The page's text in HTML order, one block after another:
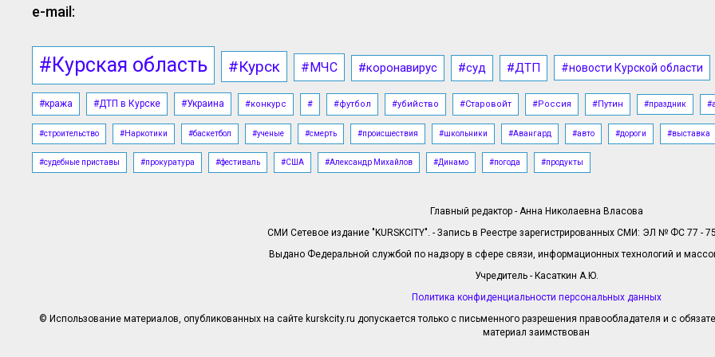
e-mail:
#Курская область #Курск #МЧС #коронавирус #суд #ДТП #новости Курской области
#кража #ДТП в Курске #Украина #конкурс # #футбол #убийство #Старовойт #Россия #Путин #праздник
#строительство #Наркотики #баскетбол #ученые #смерть #происшествия #школьники #Авангард #авто #дороги #выставка
#судебные приставы #прокуратура #фестиваль #США #Александр Михайлов #Динамо #погода #продукты
Главный редактор - Анна Николаевна Власова
СМИ Сетевое издание "KURSKCITY". - Запись в Реестре зарегистрированных СМИ: ЭЛ № ФС 77 -
Выдано Федеральной службой по надзору в сфере связи, информационных технологий и
Учредитель - Касаткин А.Ю.
Политика конфиденциальности персональных данных
© Использование материалов, опубликованных на сайте kurskcity.ru допускается только с письменного разрешения правообладателя и с
материал заимствован